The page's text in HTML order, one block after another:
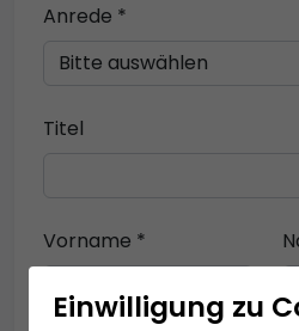
Anrede *
Titel
Vorname *
Einwilligung zu